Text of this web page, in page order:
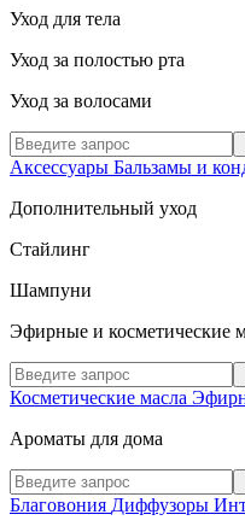
Уход для тела
Уход за полостью рта
Уход за волосами
Аксессуары Бальзамы и
Дополнительный уход
Стайлинг
Шампуни
Эфирные и косметические
Косметические масла
Ароматы для дома
Благовония Диффузоры